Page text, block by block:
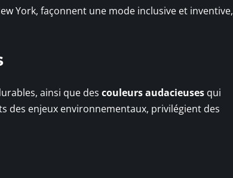
York, façonnent une mode inclusive et inventive,
ainsi que des couleurs audacieuses qui
des enjeux environnementaux, privilégient des